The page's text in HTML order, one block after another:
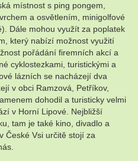
místnost s ping pongem,
a osvětlením, minigolfové
Dále mohou využít za poplatek
který nabízí možnost využití
pořádání firemních akcí a
cyklostezkami, turistickými a
lázních se nacházejí dva
v obci Ramzová, Petříkov,
dohodil a turisticky velmi
v Horní Lipové. Nejbližší
tam je také kino, divadlo a
České Vsi určitě stojí za